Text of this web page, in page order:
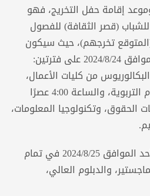
إقامة حفل التخريج، فهو
(قصر الثقافة) للفصول
تخرجهم)، حيث سيكون
حفل التخريج يوم السبت الموافق 2024/8/24 على فترتين:
لطلبة البكالوريوس من كليات الأعمال،
والهندسة، والآداب والعلوم التربوية، والساعة 4:00 عصرًا
الحقوق، وتكنولوجيا المعلومات،
فيما سيكون تخريج يوم الأحد الموافق 2024/8/25 في تمام
الماجستير، والدبلوم العالي،